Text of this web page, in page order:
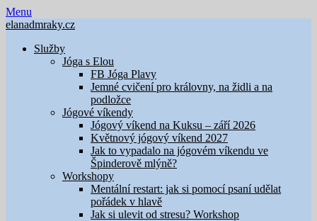
Skip
to
Menu
elanadmraky.cz
Služby
Jóga s Elou
FB Jóga Plavy
Jemné cvičení pro královny, na židli a na
podložce
Jógové víkendy
Jógový víkend na Kuksu – září 2026
Květnový jógový víkend 2027
Jak to vypadalo na jógovém víkendu ve
Špinderově mlýně?
Workshopy
Mentální restart: jak si pomocí psaní udělat
pořádek v hlavě
Jak si ulevit od stresu? Workshop